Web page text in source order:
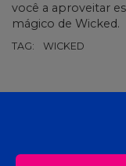
você a aproveitar
mágico de Wicked.
TAG: WICKED